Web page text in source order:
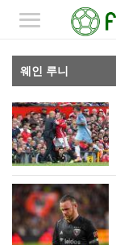
웨인 루니